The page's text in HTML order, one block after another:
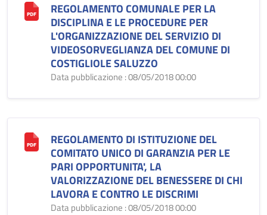
REGOLAMENTO COMUNALE PER LA
DISCIPLINA E LE PROCEDURE PER
L'ORGANIZZAZIONE DEL SERVIZIO DI
VIDEOSORVEGLIANZA DEL COMUNE DI
COSTIGLIOLE SALUZZO
Data pubblicazione : 08/05/2018 00:00
REGOLAMENTO DI ISTITUZIONE DEL
COMITATO UNICO DI GARANZIA PER LE
PARI OPPORTUNITA', LA
VALORIZZAZIONE DEL BENESSERE DI CHI
LAVORA E CONTRO LE DISCRIMI
Data pubblicazione : 08/05/2018 00:00